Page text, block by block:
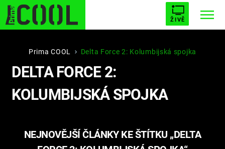
ŽIVĚ
Trendy: STARHOUSE BUFFY, PŘEMOŽITELKA UPÍRŮ
ESCAPE PLNEJ KOTEL AVENGERS 5
Témata
Prima COOL Delta Force 2: Kolumbijská spojka
DELTA FORCE 2:
KOLUMBIJSKÁ SPOJKA
NEJNOVĚJŠÍ ČLÁNKY KE ŠTÍTKU „DELTA